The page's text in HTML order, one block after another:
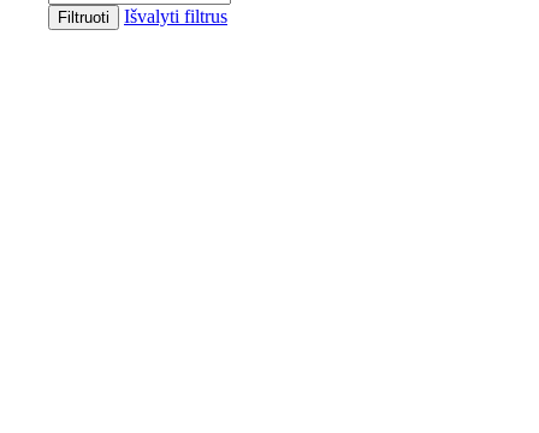
Filtruoti Išvalyti filtrus